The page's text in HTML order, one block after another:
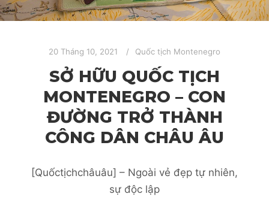
20 Tháng 10, 2021 Quốc tịch Montenegro
SỞ HỮU QUỐC TỊCH
MONTENEGRO – CON
ĐƯỜNG TRỞ THÀNH
CÔNG DÂN CHÂU ÂU
[Quốctịchchâuâu] – Ngoài vẻ đẹp tự nhiên,
sự độc lập